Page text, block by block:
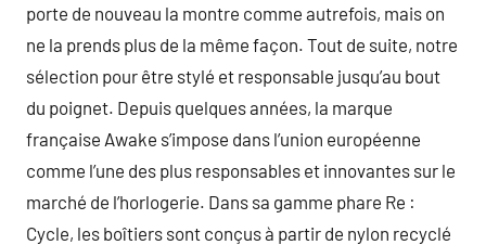
porte de nouveau la montre comme autrefois, mais on
ne la prends plus de la même façon. Tout de suite, notre
sélection pour être stylé et responsable jusqu’au bout
du poignet. Depuis quelques années, la marque
française Awake s’impose dans l’union européenne
comme l’une des plus responsables et innovantes sur le
marché de l’horlogerie. Dans sa gamme phare Re :
Cycle, les boîtiers sont conçus à partir de nylon recyclé